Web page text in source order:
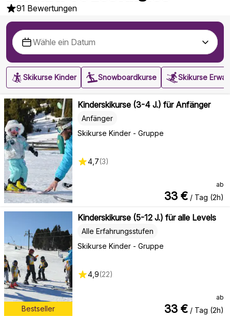
91 Bewertungen
Skikurse Kinder Snowboardkurse Skikurse
Kinderskikurse (3-4 J.) für Anfänger
Skikurse Kinder - Gruppe
Anfänger
4,7(3)
ab
33 € / Tag (2h)
Bestseller
Kinderskikurse (5-12 J.) für alle Levels
Skikurse Kinder - Gruppe
Alle Erfahrungsstufen
4,9(22)
ab
33 € / Tag (2h)